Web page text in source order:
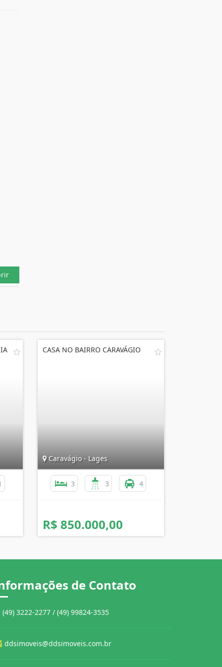
CASA NO BAIRRO CARAVÁGIO
Caravágio - Lages
3 3 4
R$ 850.000,00
de Contato
(49) 3222-2277 / (49) 99824-3535
ddsimoveis@ddsimoveis.com.br